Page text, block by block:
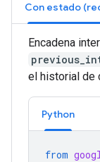
Encadena
el historial de
Python
from